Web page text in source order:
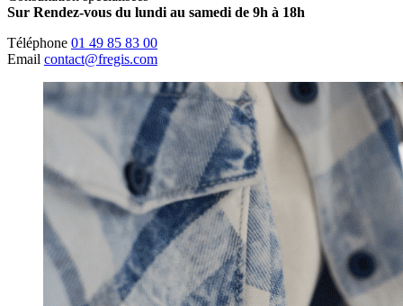
Sur Rendez-vous du lundi au samedi de 9h à 18h
Téléphone 01 49 85 83 00
Email contact@fregis.com